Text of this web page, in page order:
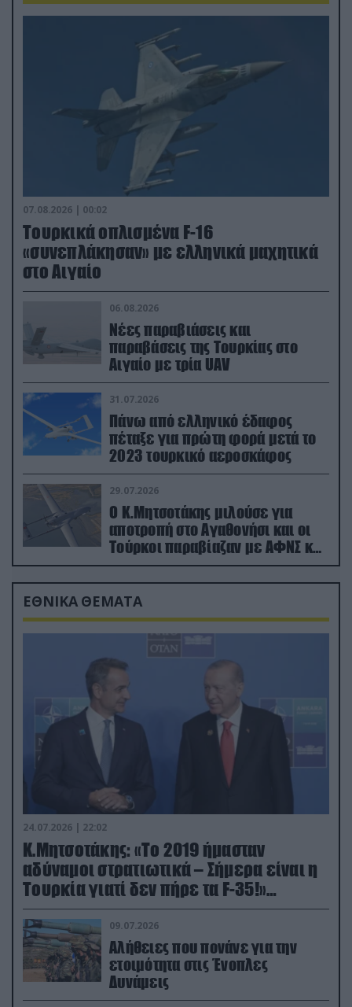
07.08.2026 | 00:02
Τουρκικά οπλισμένα F-16
«συνεπλάκησαν» με ελληνικά μαχητικά
στο Αιγαίο
06.08.2026
Νέες παραβιάσεις και
παραβάσεις της Τουρκίας στο
Αιγαίο με τρία UAV
31.07.2026
Πάνω από ελληνικό έδαφος
πέταξε για πρώτη φορά μετά το
2023 τουρκικό αεροσκάφος
29.07.2026
Ο Κ.Μητσοτάκης μιλούσε για
αποτροπή στο Αγαθονήσι και οι
Τούρκοι παραβίαζαν με ΑΦΝΣ και
drone
ΕΘΝΙΚΑ ΘΕΜΑΤΑ
24.07.2026 | 22:02
Κ.Μητσοτάκης: «Το 2019 ήμασταν
αδύναμοι στρατιωτικά – Σήμερα είναι η
Τουρκία γιατί δεν πήρε τα F-35!»
(βίντεο)
09.07.2026
Αλήθειες που πονάνε για την
ετοιμότητα στις Ένοπλες
Δυνάμεις